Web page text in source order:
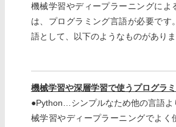
機械学習やディープラーニングによ
は、プログラミング言語が必要です
語として、以下のようなものがありま
機械学習や深層学習で使うプログラ
●Python…シンプルなため他の言語よ
械学習やディープラーニングでよく